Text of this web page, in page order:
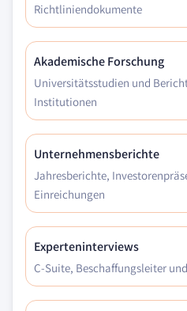
Richtliniendokumente
Akademische Forschung
Universitätsstudien und
Institutionen
Unternehmensberichte
Jahresberichte,
Einreichungen
Experteninterviews
C-Suite, Beschaffungsleiter